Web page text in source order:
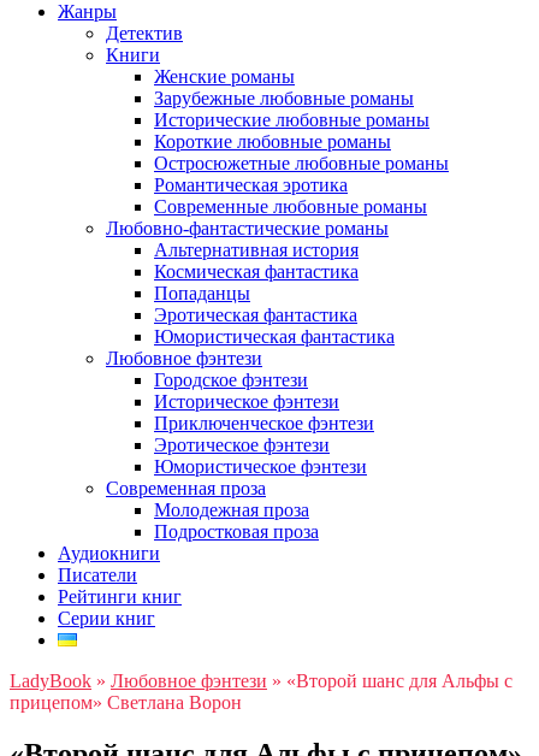
Жанры
Детектив
Книги
Женские романы
Зарубежные любовные романы
Исторические любовные романы
Короткие любовные романы
Остросюжетные любовные романы
Романтическая эротика
Современные любовные романы
Любовно-фантастические романы
Альтернативная история
Космическая фантастика
Попаданцы
Эротическая фантастика
Юмористическая фантастика
Любовное фэнтези
Городское фэнтези
Историческое фэнтези
Приключенческое фэнтези
Эротическое фэнтези
Юмористическое фэнтези
Современная проза
Молодежная проза
Подростковая проза
Аудиокниги
Писатели
Рейтинги книг
Серии книг
LadyBook » Любовное фэнтези » «Второй шанс для Альфы с
прицепом» Светлана Ворон